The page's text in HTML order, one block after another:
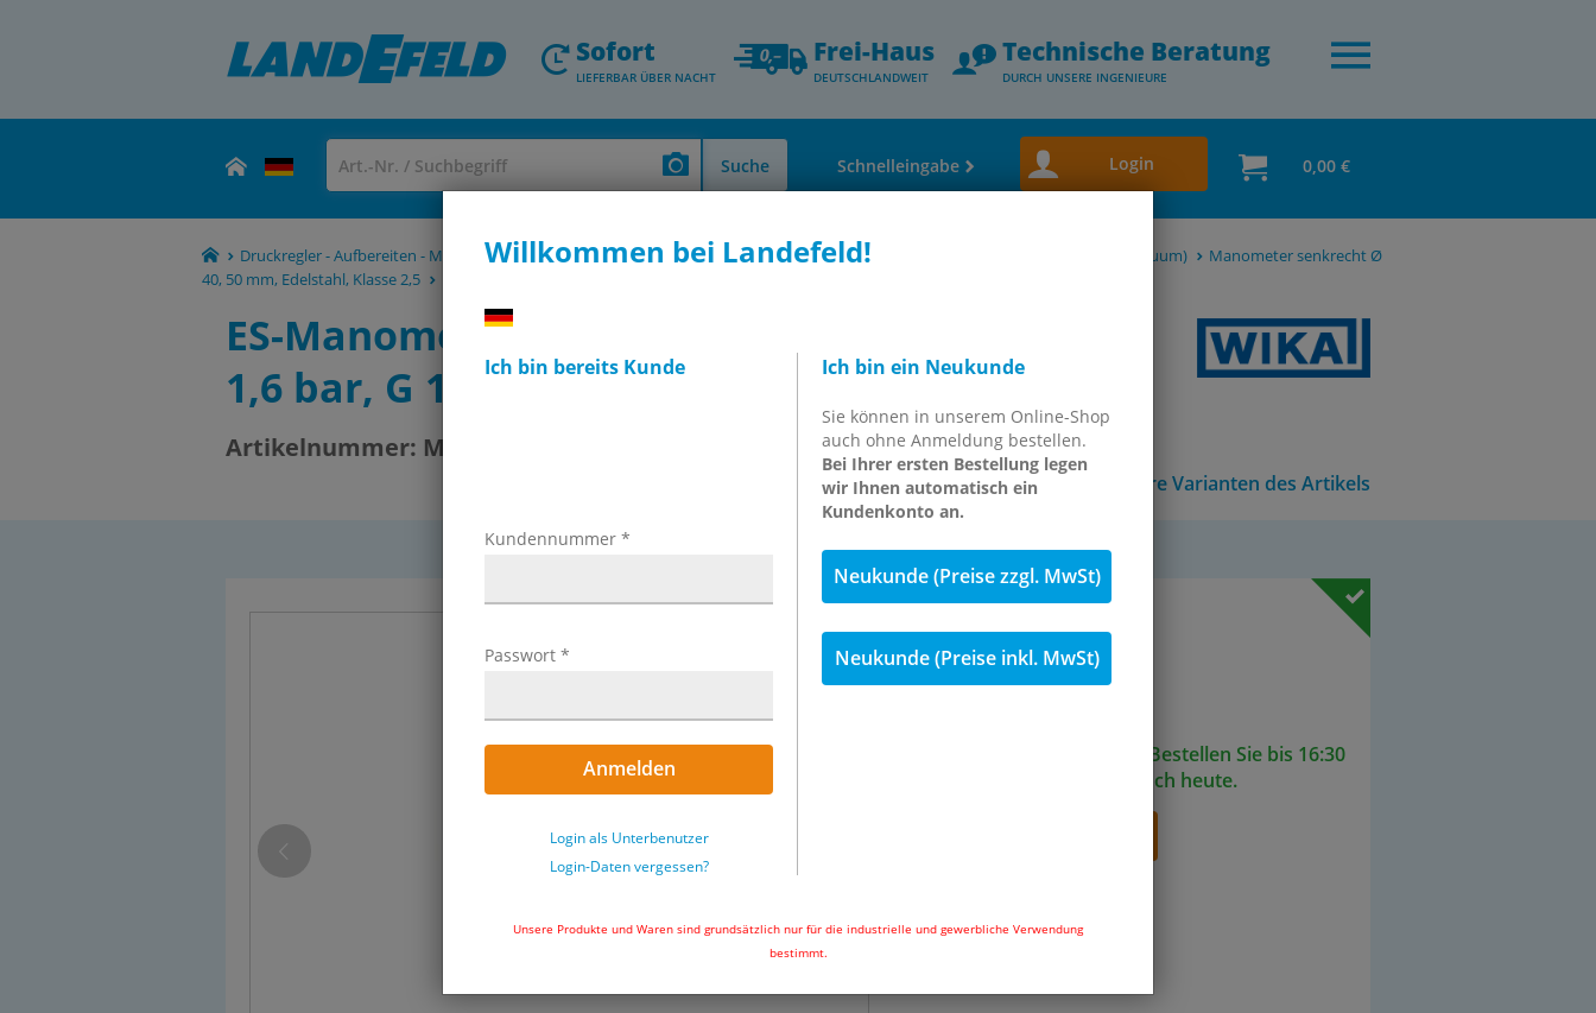
Willkommen bei Landefeld!
Ich bin bereits Kunde
Kundennummer *
Passwort *
Anmelden
Login als Unterbenutzer
Login-Daten vergessen?
Ich bin ein Neukunde
Sie können in unserem Online-Shop
auch ohne Anmeldung bestellen.
Bei Ihrer ersten Bestellung legen
wir Ihnen automatisch ein
Kundenkonto an.
Neukunde (Preise zzgl. MwSt)
Neukunde (Preise inkl. MwSt)
Unsere Produkte und Waren sind grundsätzlich nur für die industrielle und gewerbliche Verwendung
bestimmt.
Sofort
LIEFERBAR ÜBER NACHT
Frei-Haus
DEUTSCHLANDWEIT
Technische Beratung
DURCH UNSERE INGENIEURE
Suche Schnelleingabe Login 0,00 €
Druckregler - Aufbereiten - Manometer - Thermometer - Durchfluss- & Füllstandsmessung Manometer, senkrecht (auch für Vakuum)
Manometer senkrecht Ø
40, 50 mm, Edelstahl, Klasse 2,5
ES-Manometer senkrecht, 40mm, 0 -
1,6 bar, G 1/4"
Artikelnummer: MS 1,644 ES
Andere Varianten des Artikels
inkl. MwSt.
114,79 €
Menge Stk.
Sofort ab Lager lieferbar. Bestellen Sie bis 16:30
Uhr und wir versenden noch heute.